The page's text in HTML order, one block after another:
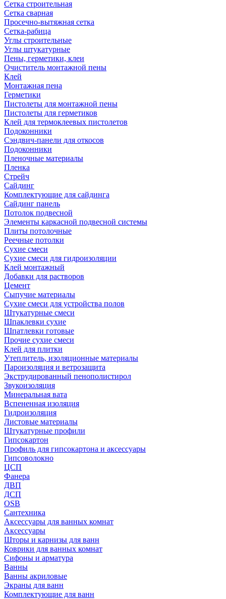
Сетка строительная
Сетка сварная
Просечно-вытяжная сетка
Сетка-рабица
Углы строительные
Углы штукатурные
Пены, герметики, клеи
Очиститель монтажной пены
Клей
Монтажная пена
Герметики
Пистолеты для монтажной пены
Пистолеты для герметиков
Клей для термоклеевых пистолетов
Подоконники
Сэндвич-панели для откосов
Подоконники
Пленочные материалы
Пленка
Стрейч
Сайдинг
Комплектующие для сайдинга
Сайдинг панель
Потолок подвесной
Элементы каркасной подвесной системы
Плиты потолочные
Реечные потолки
Сухие смеси
Сухие смеси для гидроизоляции
Клей монтажный
Добавки для растворов
Цемент
Сыпучие материалы
Сухие смеси для устройства полов
Штукатурные смеси
Шпаклевки сухие
Шпатлевки готовые
Прочие сухие смеси
Клей для плитки
Утеплитель, изоляционные материалы
Пароизоляция и ветрозащита
Экструдированный пенополистирол
Звукоизоляция
Минеральная вата
Вспененная изоляция
Гидроизоляция
Листовые материалы
Штукатурные профили
Гипсокартон
Профиль для гипсокартона и аксессуары
Гипсоволокно
ЦСП
Фанера
ДВП
ДСП
OSB
Сантехника
Аксессуары для ванных комнат
Аксессуары
Шторы и карнизы для ванн
Коврики для ванных комнат
Сифоны и арматура
Ванны
Ванны акриловые
Экраны для ванн
Комплектующие для ванн